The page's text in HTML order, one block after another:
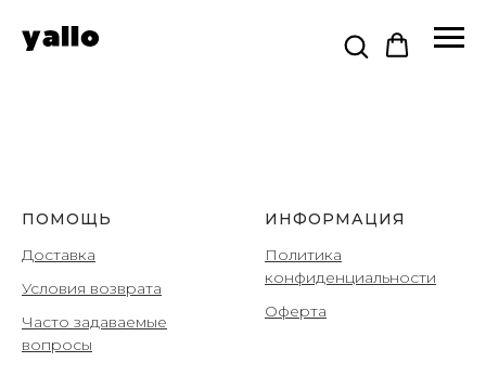
ПОМОЩЬ
Доставка
Условия возврата
Часто задаваемые
вопросы
ИНФОРМАЦИЯ
Политика
конфиденциальности
Оферта